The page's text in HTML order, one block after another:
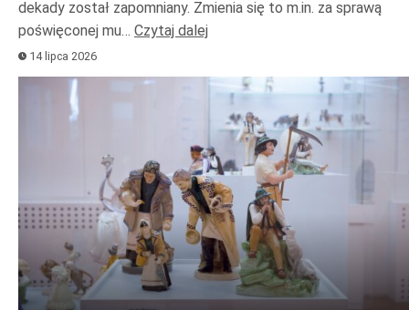
dekady został zapomniany. Zmienia się to m.in. za sprawą
poświęconej mu… Czytaj dalej
14 lipca 2026
Odtwarzacz